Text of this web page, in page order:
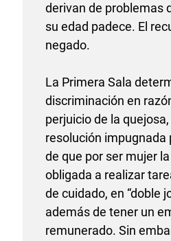
derivan de problemas
su edad padece. El
negado.
La Primera Sala
discriminación en
perjuicio de la
resolución impugnada
de que por ser mujer
obligada a realizar
de cuidado, en “doble
además de tener un
remunerado. Sin